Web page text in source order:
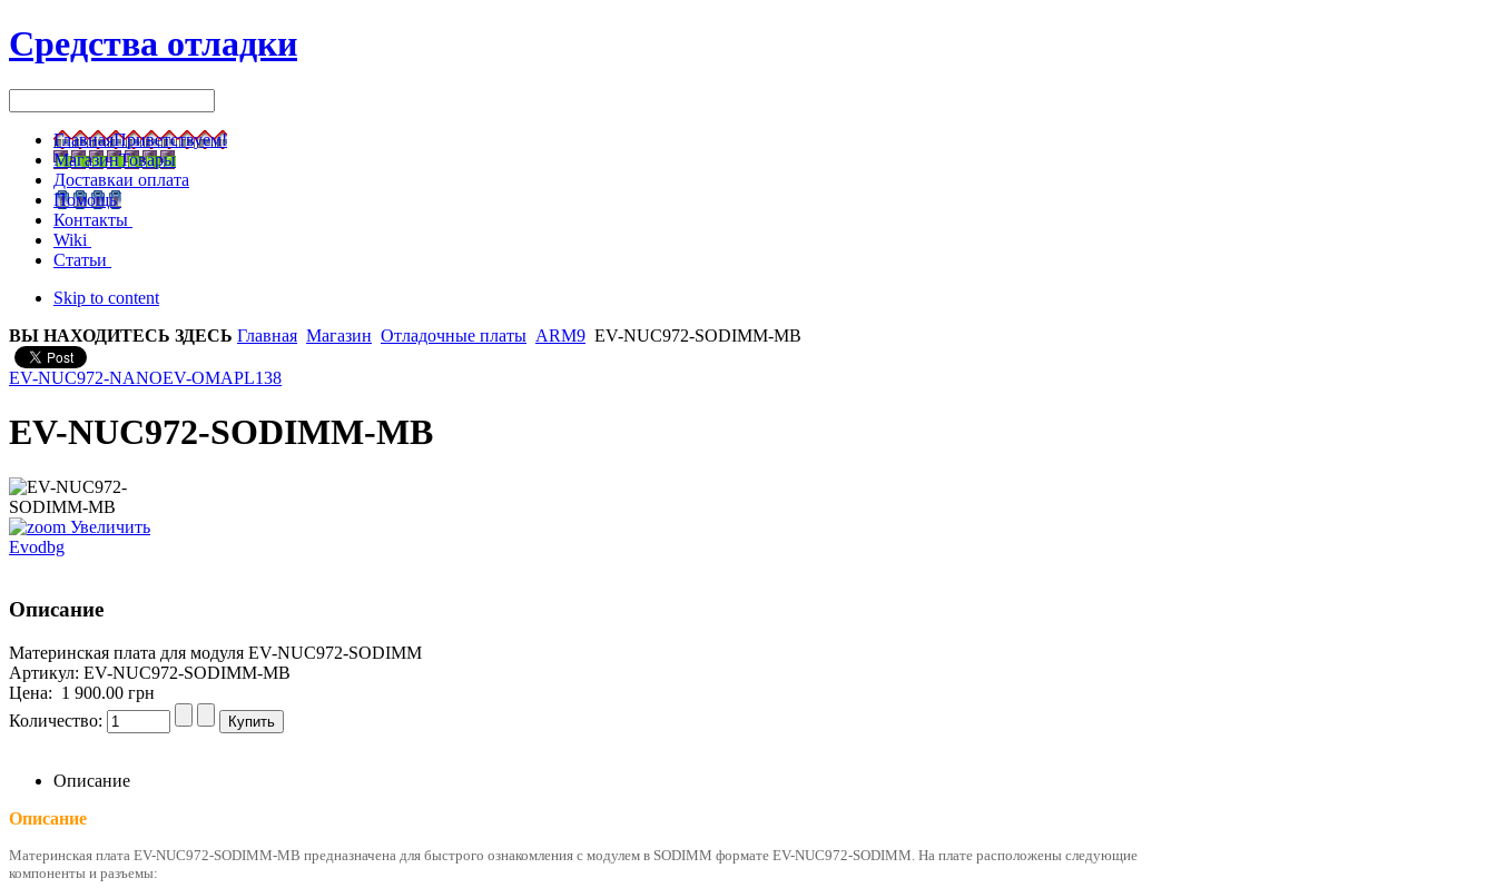
Средства отладки
ГлавнаяПриветствуем!
МагазинТовары
Доставкаи оплата
Помощь
Контакты
Wiki
Статьи
Skip to content
ВЫ НАХОДИТЕСЬ ЗДЕСЬ Главная Магазин Отладочные платы ARM9 EV-NUC972-SODIMM-MB
EV-NUC972-NANOEV-OMAPL138
EV-NUC972-SODIMM-MB
Увеличить
Evodbg
Описание
Материнская плата для модуля EV-NUC972-SODIMM
Артикул: EV-NUC972-SODIMM-MB
Цена: 1 900.00 грн
Количество:
Описание
Описание
Материнская плата EV-NUC972-SODIMM-MB предназначена для быстрого ознакомления с модулем в SODIMM формате EV-NUC972-SODIMM. На плате расположены следующие
компоненты и разъемы: